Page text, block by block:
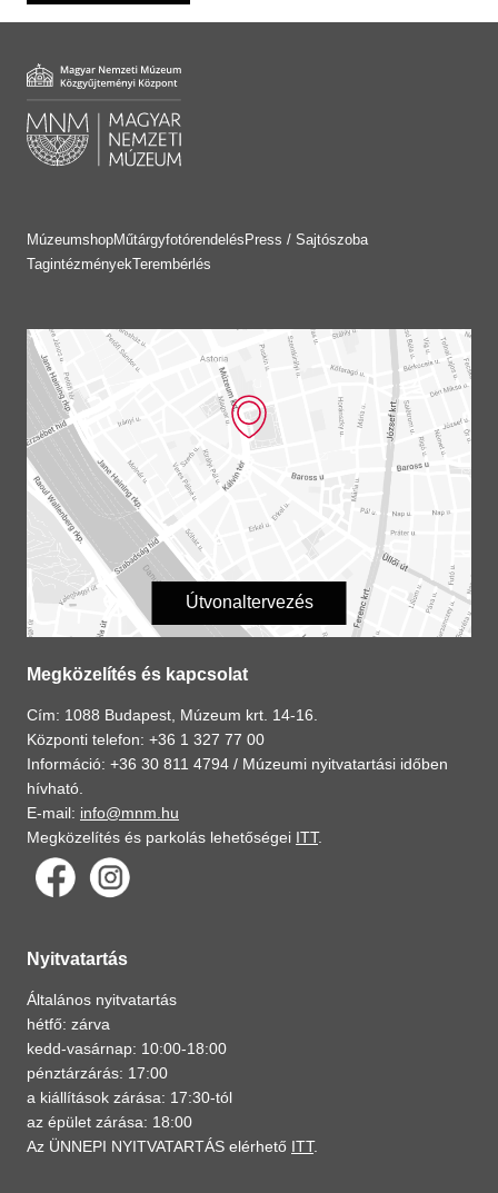
MúzeumshopMűtárgyfotórendelés Press / Sajtószoba
TagintézményekTerembérlés
Útvonaltervezés
Megközelítés és kapcsolat
Cím: 1088 Budapest, Múzeum krt. 14-16.
Központi telefon: +36 1 327 77 00
Információ: +36 30 811 4794 / Múzeumi nyitvatartási időben
hívható.
E-mail: info@mnm.hu
Megközelítés és parkolás lehetőségei ITT.
Nyitvatartás
Általános nyitvatartás
hétfő: zárva
kedd-vasárnap: 10:00-18:00
pénztárzárás: 17:00
a kiállítások zárása: 17:30-tól
az épület zárása: 18:00
Az ÜNNEPI NYITVATARTÁS elérhető ITT.